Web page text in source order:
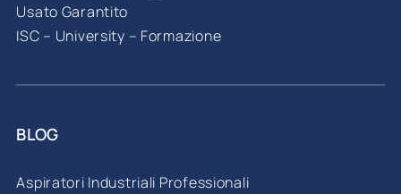
Usato Garantito
ISC – University – Formazione
BLOG
Aspiratori Industriali Professionali